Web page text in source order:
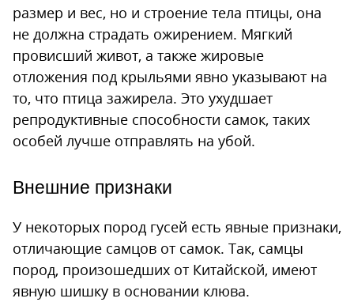
размер и вес, но и строение тела птицы, она
не должна страдать ожирением. Мягкий
провисший живот, а также жировые
отложения под крыльями явно указывают на
то, что птица зажирела. Это ухудшает
репродуктивные способности самок, таких
особей лучше отправлять на убой.
Внешние признаки
У некоторых пород гусей есть явные признаки,
отличающие самцов от самок. Так, самцы
пород, произошедших от Китайской, имеют
явную шишку в основании клюва.